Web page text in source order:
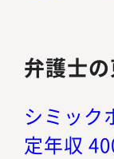
弁護士
シミック
定年収